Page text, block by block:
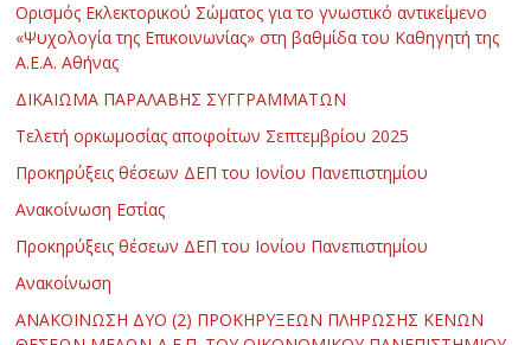
Ορισμός Εκλεκτορικού Σώματος για το γνωστικό αντικείμενο
«Ψυχολογία της Επικοινωνίας» στη βαθμίδα του Καθηγητή της
Α.Ε.Α. Αθήνας
ΔΙΚΑΙΩΜΑ ΠΑΡΑΛΑΒΗΣ ΣΥΓΓΡΑΜΜΑΤΩΝ
Τελετή ορκωμοσίας αποφοίτων Σεπτεμβρίου 2025
Προκηρύξεις θέσεων ΔΕΠ του Ιονίου Πανεπιστημίου
Ανακοίνωση Εστίας
Προκηρύξεις θέσεων ΔΕΠ του Ιονίου Πανεπιστημίου
Ανακοίνωση
ΑΝΑΚΟΙΝΩΣΗ ΔΥΟ (2) ΠΡΟΚΗΡΥΞΕΩΝ ΠΛΗΡΩΣΗΣ ΚΕΝΩΝ